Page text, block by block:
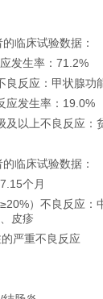
临床试验数据：
发生率：71.2%
良反应：甲状腺功
应发生率：19.0%
及以上不良反应：
临床试验数据：
个月
）不良反应：
皮疹
严重不良反应